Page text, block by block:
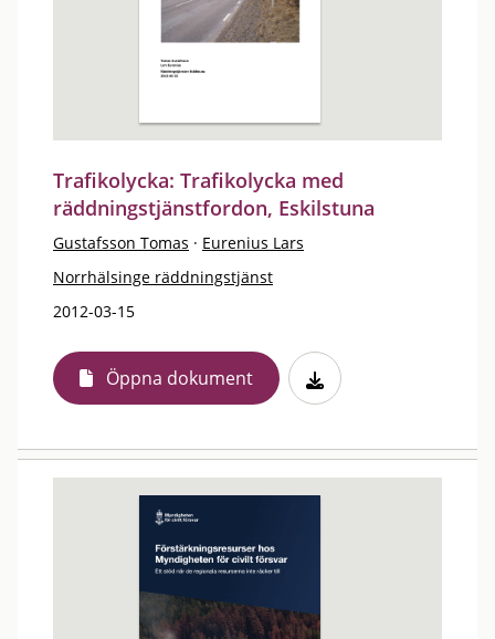
Trafikolycka: Trafikolycka med
räddningstjänstfordon, Eskilstuna
Gustafsson Tomas · Eurenius Lars
Norrhälsinge räddningstjänst
2012-03-15
Öppna dokument